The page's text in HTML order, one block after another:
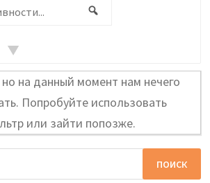
на данный момент нам нечего
Попробуйте использовать
или зайти попозже.